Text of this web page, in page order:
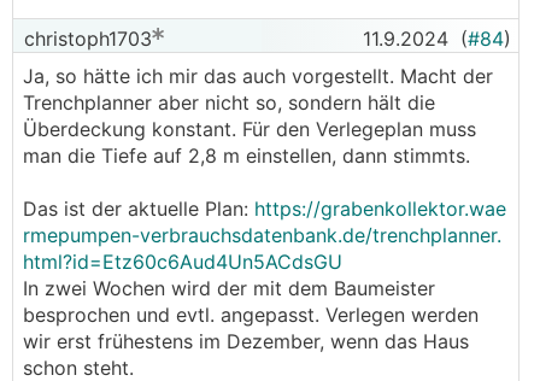
christoph1703 11.9.2024 (#84)
Ja, so hätte ich mir das auch vorgestellt. Macht der
Trenchplanner aber nicht so, sondern hält die
Überdeckung konstant. Für den Verlegeplan muss
man die Tiefe auf 2,8 m einstellen, dann stimmts.
Das ist der aktuelle Plan: https://grabenkollektor.wae
rmepumpen-verbrauchsdatenbank.de/trenchplanner.
html?id=Etz60c6Aud4Un5ACdsGU
In zwei Wochen wird der mit dem Baumeister
besprochen und evtl. angepasst. Verlegen werden
wir erst frühestens im Dezember, wenn das Haus
schon steht.